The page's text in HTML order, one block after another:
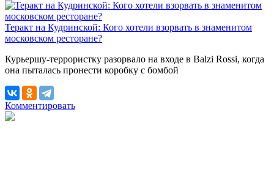
Теракт на Кудринской: Кого хотели взорвать в знаменитом
московском ресторане?
Курьершу-террористку разорвало на входе в Balzi Rossi, когда
она пыталась пронести коробку с бомбой
Комментировать